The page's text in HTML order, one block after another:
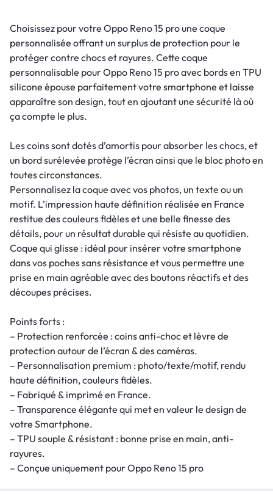
Choisissez pour votre Oppo Reno 15 pro une coque
personnalisée offrant un surplus de protection pour le
protéger contre chocs et rayures. Cette coque
personnalisable pour Oppo Reno 15 pro avec bords en TPU
silicone épouse parfaitement votre smartphone et laisse
apparaître son design, tout en ajoutant une sécurité là où
ça compte le plus.
Les coins sont dotés d’amortis pour absorber les chocs, et
un bord surélevée protège l’écran ainsi que le bloc photo en
toutes circonstances.
Personnalisez la coque avec vos photos, un texte ou un
motif. L’impression haute définition réalisée en France
restitue des couleurs fidèles et une belle finesse des
détails, pour un résultat durable qui résiste au quotidien.
Coque qui glisse : idéal pour insérer votre smartphone
dans vos poches sans résistance et vous permettre une
prise en main agréable avec des boutons réactifs et des
découpes précises.
Points forts :
– Protection renforcée : coins anti-choc et lèvre de
protection autour de l’écran & des caméras.
– Personnalisation premium : photo/texte/motif, rendu
haute définition, couleurs fidèles.
– Fabriqué & imprimé en France.
– Transparence élégante qui met en valeur le design de
votre Smartphone.
– TPU souple & résistant : bonne prise en main, anti-
rayures.
– Conçue uniquement pour Oppo Reno 15 pro